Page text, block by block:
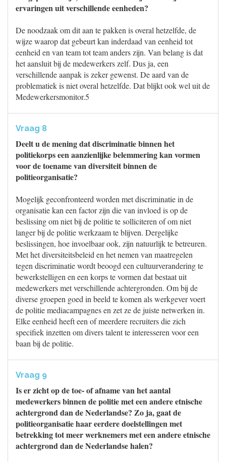
ervaringen uit verschillende eenheden?
De noodzaak om dit aan te pakken is overal hetzelfde, de
wijze waarop dat gebeurt kan inderdaad van eenheid tot
eenheid en van team tot team anders zijn. Van belang is dat
het aansluit bij de medewerkers zelf. Dus ja, een
verschillende aanpak is zeker gewenst. De aard van de
problematiek is niet overal hetzelfde. Dat blijkt ook wel uit de
Medewerkersmonitor.5
Vraag 8
Deelt u de mening dat discriminatie binnen het
politiekorps een aanzienlijke belemmering kan vormen
voor de toename van diversiteit binnen de
politieorganisatie?
Mogelijk geconfronteerd worden met discriminatie in de
organisatie kan een factor zijn die van invloed is op de
beslissing om niet bij de politie te solliciteren of om niet
langer bij de politie werkzaam te blijven. Dergelijke
beslissingen, hoe invoelbaar ook, zijn natuurlijk te betreuren.
Met het diversiteitsbeleid en het nemen van maatregelen
tegen discriminatie wordt beoogd een cultuurverandering te
bewerkstelligen en een korps te vormen dat bestaat uit
medewerkers met verschillende achtergronden. Om bij de
diverse groepen goed in beeld te komen als werkgever voert
de politie mediacampagnes en zet ze de juiste netwerken in.
Elke eenheid heeft een of meerdere recruiters die zich
specifiek inzetten om divers talent te interesseren voor een
baan bij de politie.
Vraag 9
Is er zicht op de toe- of afname van het aantal
medewerkers binnen de politie met een andere etnische
achtergrond dan de Nederlandse? Zo ja, gaat de
politieorganisatie haar eerdere doelstellingen met
betrekking tot meer werknemers met een andere etnische
achtergrond dan de Nederlandse halen?